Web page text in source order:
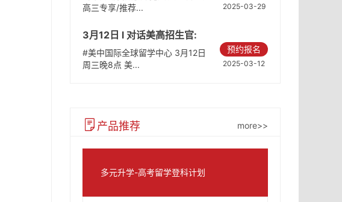
高三专享/推荐...
2025-03-29
3月12日 l 对话美高招生官:
破解内卷真相
#美中国际全球留学中心 3月12日
周三晚8点 美...
预约报名
2025-03-12
产品推荐 more>>
多元升学-高考留学登科计划